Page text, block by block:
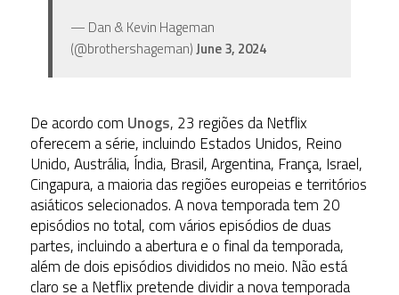
— Dan & Kevin Hageman
(@brothershageman)June 3, 2024
De acordo com Unogs, 23 regiões da Netflix
oferecem a série, incluindo Estados Unidos, Reino
Unido, Austrália, Índia, Brasil, Argentina, França, Israel,
Cingapura, a maioria das regiões europeias e territórios
asiáticos selecionados. A nova temporada tem 20
episódios no total, com vários episódios de duas
partes, incluindo a abertura e o final da temporada,
além de dois episódios divididos no meio. Não está
claro se a Netflix pretende dividir a nova temporada